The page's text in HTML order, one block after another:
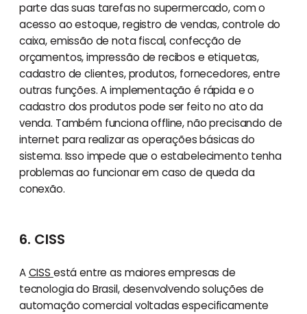
parte das suas tarefas no supermercado, com o
acesso ao estoque, registro de vendas, controle do
caixa, emissão de nota fiscal, confecção de
orçamentos, impressão de recibos e etiquetas,
cadastro de clientes, produtos, fornecedores, entre
outras funções. A implementação é rápida e o
cadastro dos produtos pode ser feito no ato da
venda. Também funciona offline, não precisando de
internet para realizar as operações básicas do
sistema. Isso impede que o estabelecimento tenha
problemas ao funcionar em caso de queda da
conexão.
6. CISS
ACISS está entre as maiores empresas de
tecnologia do Brasil, desenvolvendo soluções de
automação comercial voltadas especificamente